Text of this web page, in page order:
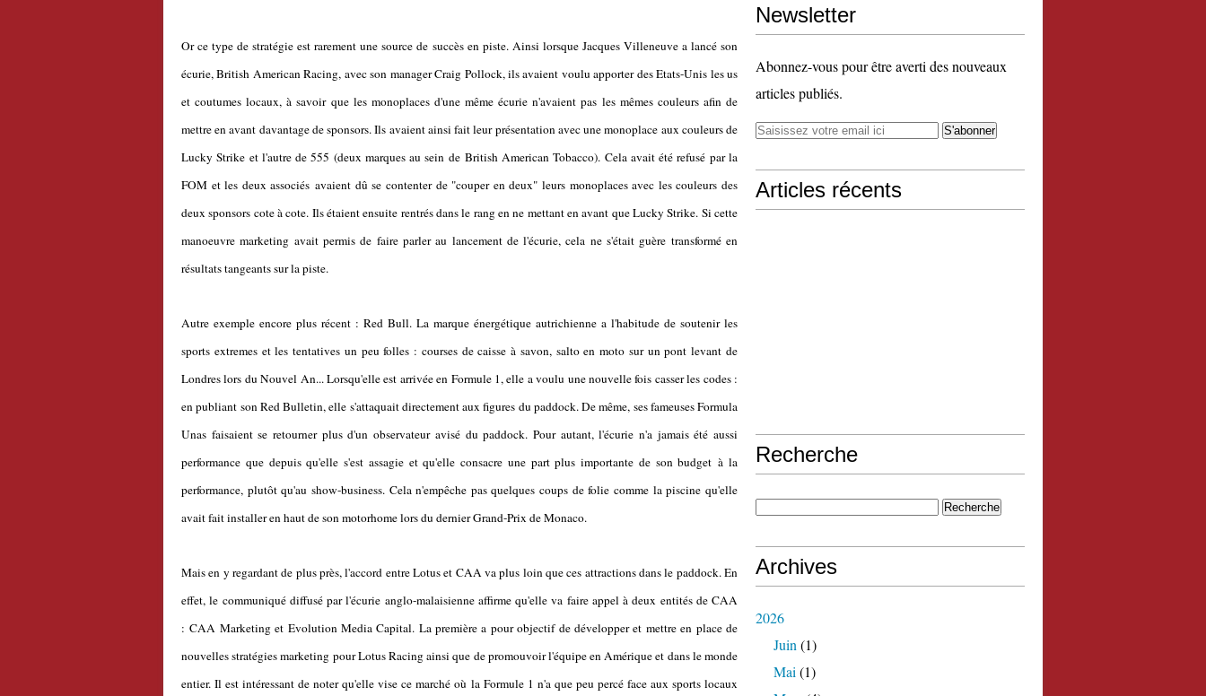
Or ce type de stratégie est rarement une source de succès en piste. Ainsi lorsque Jacques Villeneuve a lancé son
écurie, British American Racing, avec son manager Craig Pollock, ils avaient voulu apporter des Etats-Unis les us
et coutumes locaux, à savoir que les monoplaces d'une même écurie n'avaient pas les mêmes couleurs afin de
mettre en avant davantage de sponsors. Ils avaient ainsi fait leur présentation avec une monoplace aux couleurs de
Lucky Strike et l'autre de 555 (deux marques au sein de British American Tobacco). Cela avait été refusé par la
FOM et les deux associés avaient dû se contenter de "couper en deux" leurs monoplaces avec les couleurs des
deux sponsors cote à cote. Ils étaient ensuite rentrés dans le rang en ne mettant en avant que Lucky Strike. Si cette
manoeuvre marketing avait permis de faire parler au lancement de l'écurie, cela ne s'était guère transformé en
résultats tangeants sur la piste.
Autre exemple encore plus récent : Red Bull. La marque énergétique autrichienne a l'habitude de soutenir les
sports extremes et les tentatives un peu folles : courses de caisse à savon, salto en moto sur un pont levant de
Londres lors du Nouvel An... Lorsqu'elle est arrivée en Formule 1, elle a voulu une nouvelle fois casser les codes :
en publiant son Red Bulletin, elle s'attaquait directement aux figures du paddock. De même, ses fameuses Formula
Unas faisaient se retourner plus d'un observateur avisé du paddock. Pour autant, l'écurie n'a jamais été aussi
performance que depuis qu'elle s'est assagie et qu'elle consacre une part plus importante de son budget à la
performance, plutôt qu'au show-business. Cela n'empêche pas quelques coups de folie comme la piscine qu'elle
avait fait installer en haut de son motorhome lors du dernier Grand-Prix de Monaco.
Mais en y regardant de plus près, l'accord entre Lotus et CAA va plus loin que ces attractions dans le paddock. En
effet, le communiqué diffusé par l'écurie anglo-malaisienne affirme qu'elle va faire appel à deux entités de CAA
: CAA Marketing et Evolution Media Capital. La première a pour objectif de développer et mettre en place de
nouvelles stratégies marketing pour Lotus Racing ainsi que de promouvoir l'équipe en Amérique et dans le monde
entier. Il est intéressant de noter qu'elle vise ce marché où la Formule 1 n'a que peu percé face aux sports locaux
Newsletter
Abonnez-vous pour être averti des nouveaux
articles publiés.
Articles récents
Recherche
Archives
2026
Juin (1)
Mai (1)